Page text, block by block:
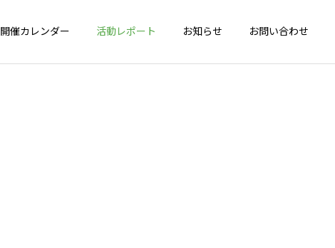
開催カレンダー 活動レポート お知らせ お問い合わせ